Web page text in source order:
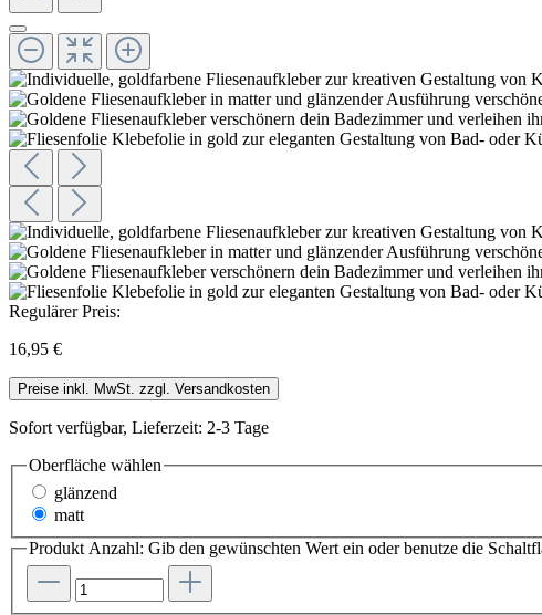
Regulärer Preis:
16,95 €
Preise inkl. MwSt. zzgl. Versandkosten
Sofort verfügbar, Lieferzeit: 2-3 Tage
Oberfläche wählen
glänzend
matt
Produkt Anzahl: Gib den gewünschten Wert ein oder benutze die